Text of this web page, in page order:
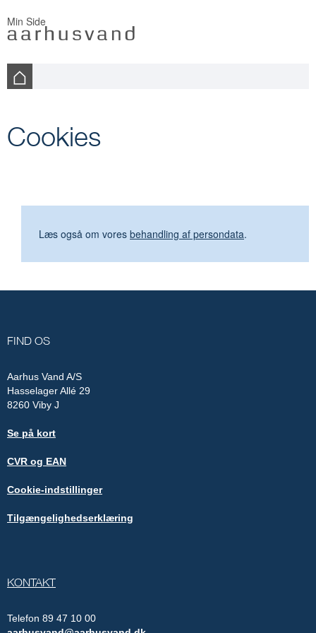
Min Side
Cookies
Læs også om vores behandling af persondata.
FIND OS
Aarhus Vand A/S
Hasselager Allé 29
8260 Viby J
Se på kort
CVR og EAN
Cookie-indstillinger
Tilgængelighedserklæring
KONTAKT
Telefon 89 47 10 00